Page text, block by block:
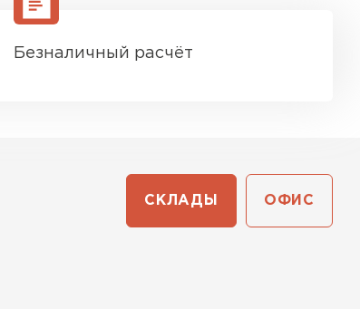
Безналичный расчёт
СКЛАДЫ ОФИС